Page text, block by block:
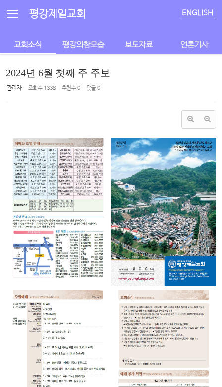
평강제일교회 ENGLISH
교회소식 평강의참모습 보도자료 언론기사
2024년 6월 첫째 주 주보
관리자 조회 수 1338 추천 수0 댓글0